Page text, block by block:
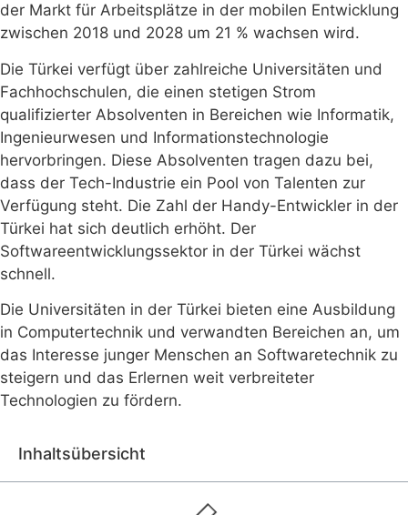
der Markt für Arbeitsplätze in der mobilen Entwicklung
zwischen 2018 und 2028 um 21 % wachsen wird.
Die Türkei verfügt über zahlreiche Universitäten und
Fachhochschulen, die einen stetigen Strom
qualifizierter Absolventen in Bereichen wie Informatik,
Ingenieurwesen und Informationstechnologie
hervorbringen. Diese Absolventen tragen dazu bei,
dass der Tech-Industrie ein Pool von Talenten zur
Verfügung steht. Die Zahl der Handy-Entwickler in der
Türkei hat sich deutlich erhöht. Der
Softwareentwicklungssektor in der Türkei wächst
schnell.
Die Universitäten in der Türkei bieten eine Ausbildung
in Computertechnik und verwandten Bereichen an, um
das Interesse junger Menschen an Softwaretechnik zu
steigern und das Erlernen weit verbreiteter
Technologien zu fördern.
Inhaltsübersicht